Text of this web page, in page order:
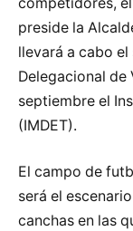
preside la
llevará a cabo
Delegacional
septiembre el
(IMDET).
El campo de
será el
canchas en las